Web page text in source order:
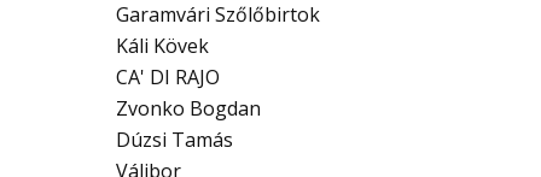
Garamvári Szőlőbirtok
Káli Kövek
CA' DI RAJO
Zvonko Bogdan
Dúzsi Tamás
Válibor